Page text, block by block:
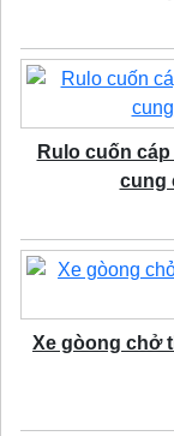
Rulo cuốn
cung
Xe gòong chở